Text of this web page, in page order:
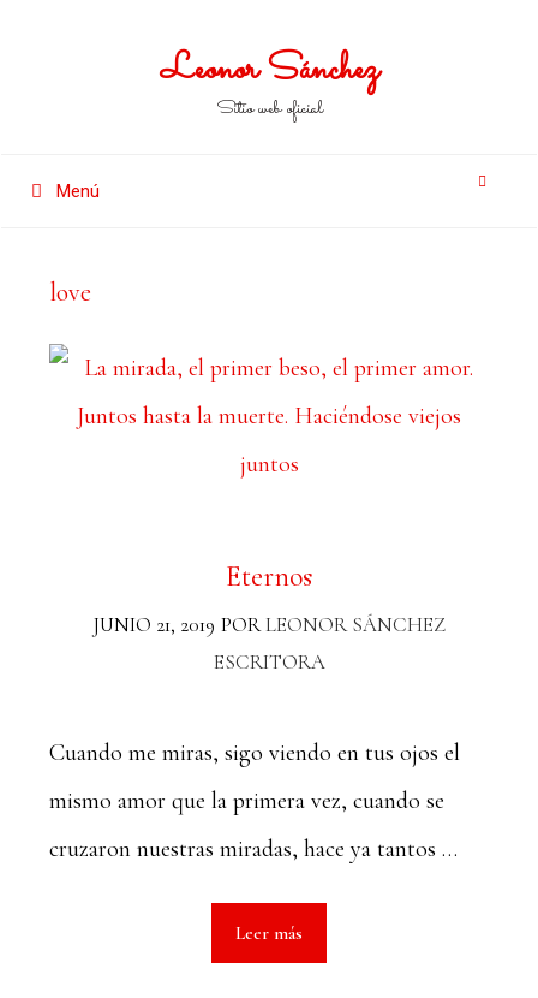
Leonor Sánchez
Sitio web oficial
Menú
love
Eternos
JUNIO 21, 2019 PORLEONOR SÁNCHEZ
ESCRITORA
Cuando me miras, sigo viendo en tus ojos el
mismo amor que la primera vez, cuando se
cruzaron nuestras miradas, hace ya tantos …
Leer más